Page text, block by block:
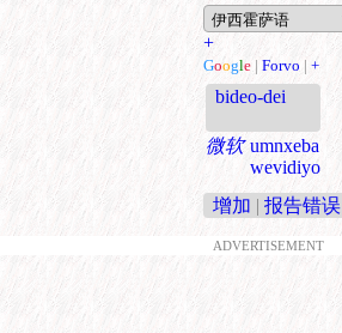
+
Google | Forvo | +
bideo-dei
微软 umnxeba
wevidiyo
增加 | 报告错误
ADVERTISEMENT